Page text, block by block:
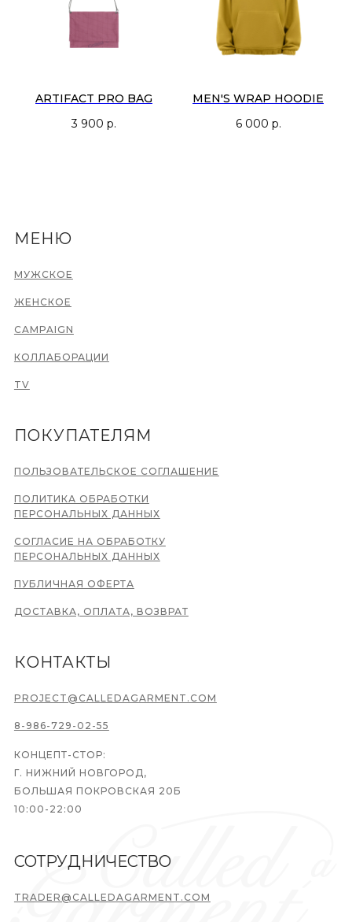
ARTIFACT PRO BAG
3 900 р.
MEN'S WRAP HOODIE
6 000 р.
МУЖСКОЕ
ЖЕНСКОЕ
CAMPAIGN
КОЛЛАБОРАЦИИ
ПУБЛИЧНАЯ ОФЕРТА
СОГЛАСИЕ НА ОБРАБОТКУ
ПЕРСОНАЛЬНЫХ ДАННЫХ
ПОЛИТИКА ОБРАБОТКИ
ПЕРСОНАЛЬНЫХ ДАННЫХ
ПОЛЬЗОВАТЕЛЬСКОЕ СОГЛАШЕНИЕ
ДОСТАВКА, ОПЛАТА, ВОЗВРАТ
8-986-729-02-55
PROJECT@CALLEDAGARMENT.COM
МЕНЮ
ПОКУПАТЕЛЯМ
КОНТАКТЫ
TV
СОТРУДНИЧЕСТВО
TRADER@CALLEDAGARMENT.COM
КОНЦЕПТ-СТОР:
Г. НИЖНИЙ НОВГОРОД,
БОЛЬШАЯ ПОКРОВСКАЯ 20Б
10:00-22:00